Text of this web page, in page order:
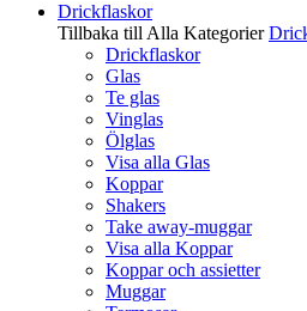
Drickflaskor
Tillbaka till Alla Kategorier
Drickflaskor
Glas
Te glas
Vinglas
Ölglas
Visa alla Glas
Koppar
Shakers
Take away-muggar
Visa alla Koppar
Koppar och assietter
Muggar